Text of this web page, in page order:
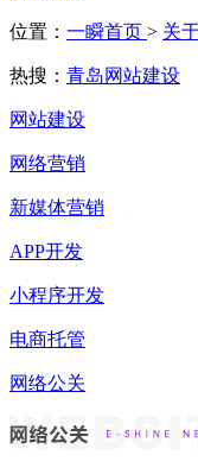
位置： 一瞬首页 > 关
热搜： 青岛网站建设
网站建设
网络营销
新媒体营销
APP开发
小程序开发
电商托管
网络公关